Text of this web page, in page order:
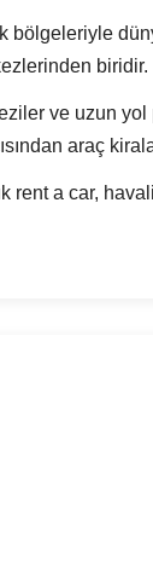
bölgeleriyle
biridir.
ve uzun
araç
a car,